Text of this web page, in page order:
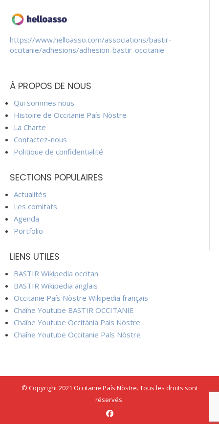
https://www.helloasso.com/associations/bastir-
occitanie/adhesions/adhesion-bastir-occitanie
À PROPOS DE NOUS
Qui sommes nous
Histoire de Occitanie País Nòstre
La Charte
Contactez-nous
Politique de confidentialité
SECTIONS POPULAIRES
Actualités
Les comitats
Agenda
Portfolio
LIENS UTILES
BASTIR Wikipedia occitan
BASTIR Wikipedia anglais
Occitanie País Nòstre Wikipedia français
Chaîne Youtube BASTIR OCCITANIE
Chaîne Youtube Occitània País Nòstre
Chaîne Youtube Occitanie País Nòstre
© Copyright 2021 Occitanie País Nòstre. Tous les droits sont
réservés.